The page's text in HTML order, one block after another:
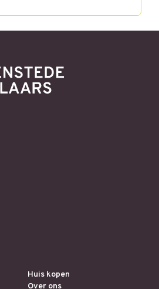
Huis kopen
Over ons